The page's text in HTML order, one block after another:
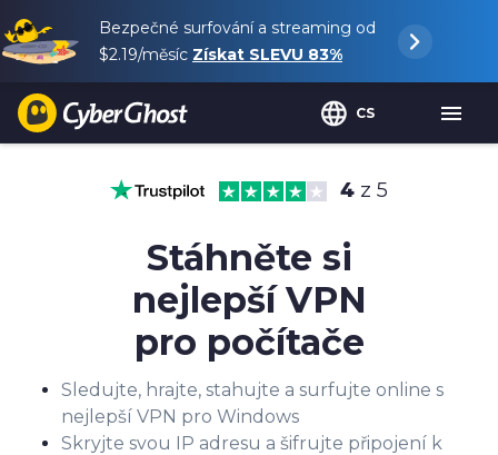
Bezpečné surfování a streaming od
$2.19/měsíc Získat SLEVU 83%
CS
4 z 5
Stáhněte si
nejlepší VPN
pro počítače
Sledujte, hrajte, stahujte a surfujte online s
nejlepší VPN pro Windows
Skryjte svou IP adresu a šifrujte připojení k